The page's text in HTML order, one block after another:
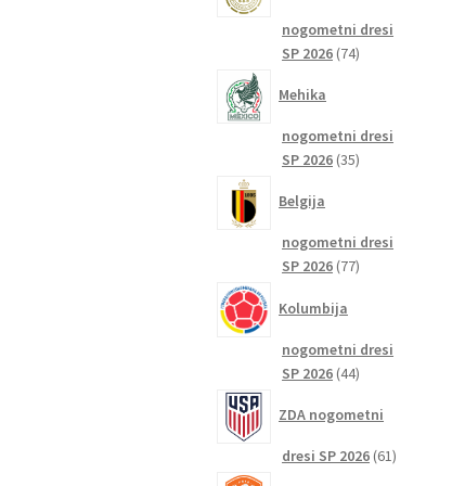
nogometni dresi
SP 2026 7474
Mehika
nogometni dresi
SP 2026 3535
Belgija
nogometni dresi
SP 2026 7777
Kolumbija
nogometni dresi
SP 2026 4444
ZDA nogometni
dresi SP 2026 6161